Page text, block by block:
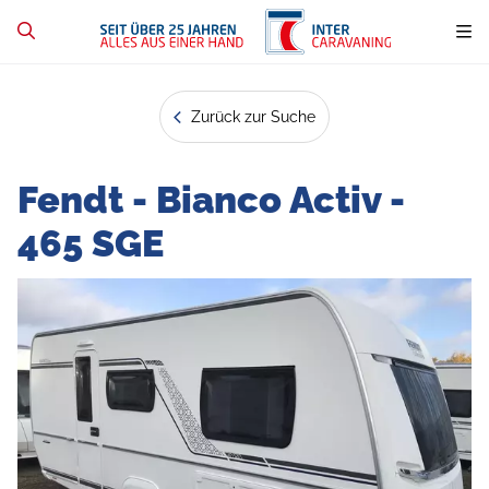
Zurück zur Suche
Fendt - Bianco Activ -
465 SGE